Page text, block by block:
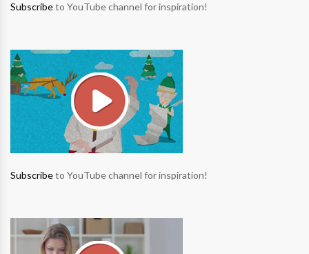
Subscribeto YouTube channel for inspiration!
Subscribeto YouTube channel for inspiration!